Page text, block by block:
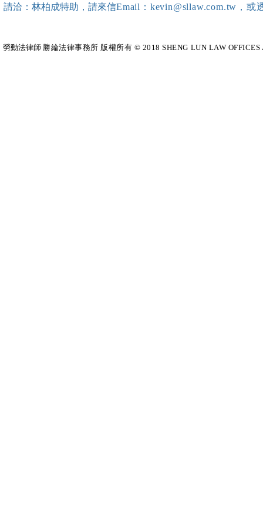
請洽：林柏成特助 ，請來信Email：kevin@sllaw.com.tw，
勞動法律師​ 勝綸法律事務所 版權所有 © 2018 SHENG LUN LAW